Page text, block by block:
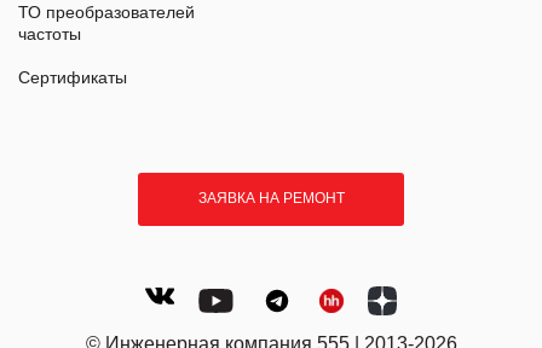
ТО преобразователей
частоты
Сертификаты
ЗАЯВКА НА РЕМОНТ
© Инженерная компания 555 | 2013-2026